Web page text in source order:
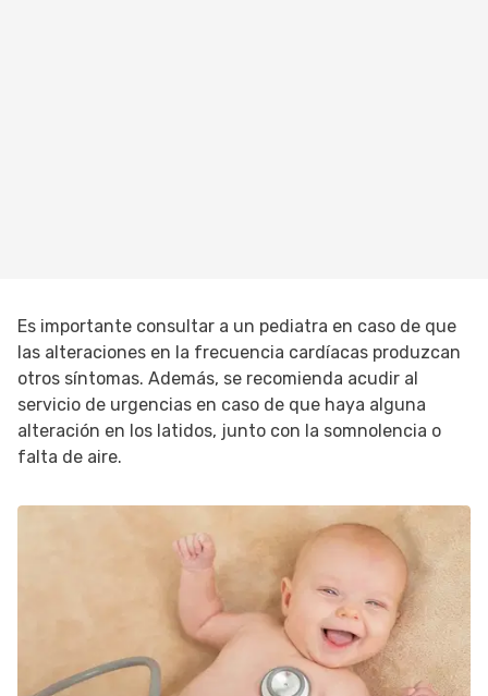
Es importante consultar a un pediatra en caso de que
las alteraciones en la frecuencia cardíacas produzcan
otros síntomas. Además, se recomienda acudir al
servicio de urgencias en caso de que haya alguna
alteración en los latidos, junto con la somnolencia o
falta de aire.